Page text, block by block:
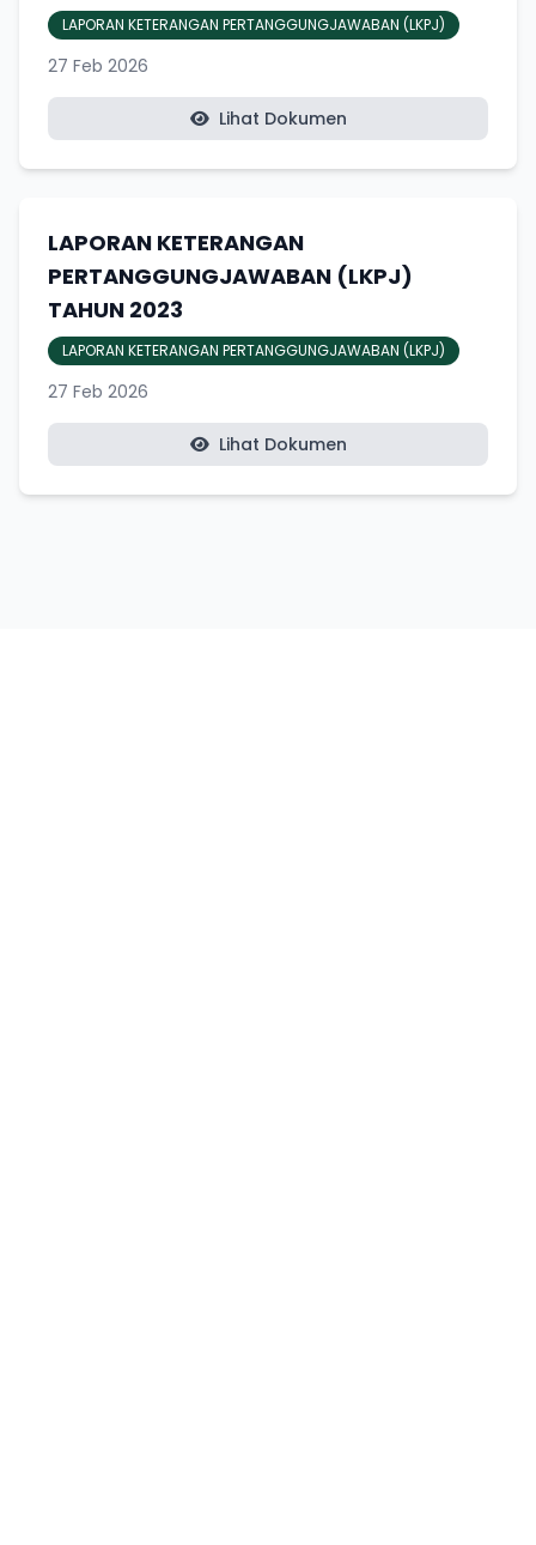
LAPORAN KETERANGAN PERTANGGUNGJAWABAN (LKPJ)
27 Feb 2026
Lihat Dokumen
LAPORAN KETERANGAN
PERTANGGUNGJAWABAN (LKPJ)
TAHUN 2023
LAPORAN KETERANGAN PERTANGGUNGJAWABAN (LKPJ)
27 Feb 2026
Lihat Dokumen